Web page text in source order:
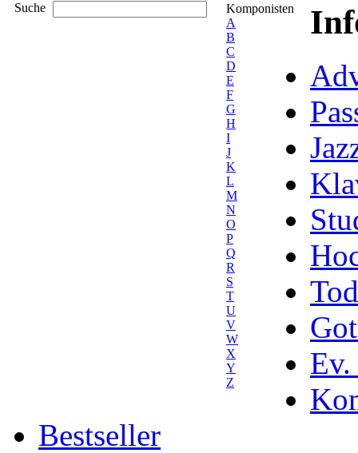
Suche
Komponisten
A
B
C
D
E
F
G
H
I
J
K
L
M
N
O
P
Q
R
S
T
U
V
W
X
Y
Z
Ev.
Bestseller